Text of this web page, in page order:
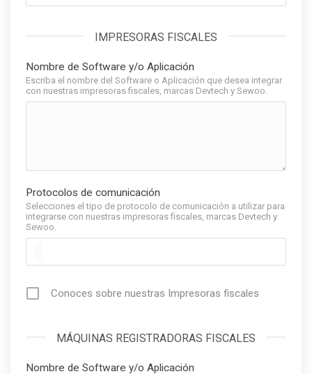
IMPRESORAS FISCALES
Nombre de Software y/o Aplicación
Escriba el nombre del Software o Aplicación que desea integrar
con nuestras impresoras fiscales, marcas Devtech y Sewoo.
Protocolos de comunicación
Selecciones el tipo de protocolo de comunicación a utilizar para
integrarse con nuestras impresoras fiscales, marcas Devtech y
Sewoo.
Conoces sobre nuestras Impresoras fiscales
MÁQUINAS REGISTRADORAS FISCALES
Nombre de Software y/o Aplicación